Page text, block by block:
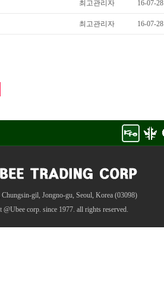
최고관리자 16-07-28
최고관리자 16-07-28
Chungsin-gil, Jongno-gu, Seoul, Korea (03098)
@Ubee corp. since 1977. all rights reserved.